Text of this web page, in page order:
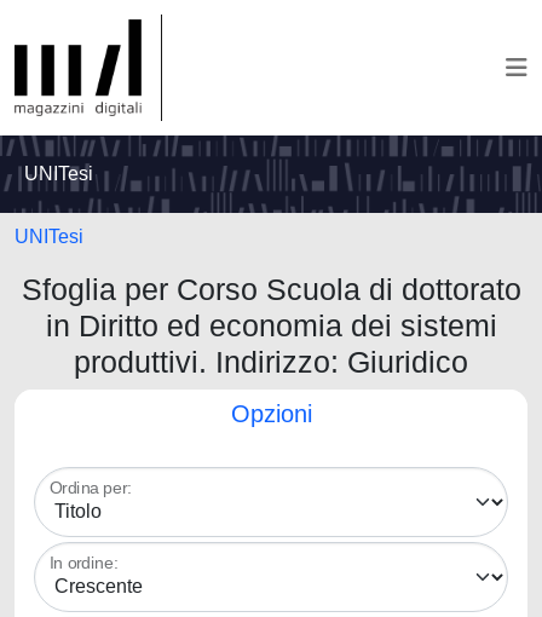
UNITesi
UNITesi
Sfoglia per Corso Scuola di dottorato
in Diritto ed economia dei sistemi
produttivi. Indirizzo: Giuridico
Opzioni
Ordina per:
In ordine: